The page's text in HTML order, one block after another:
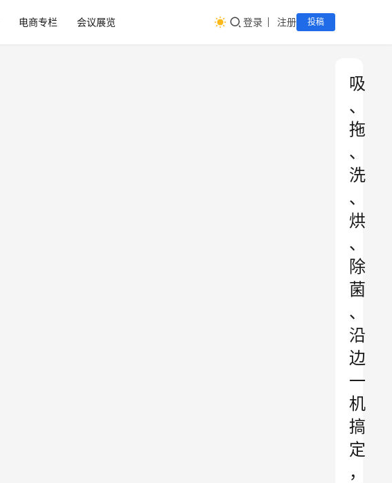
电商专栏 会议展览 登录 注册 投稿
吸
、
拖
、
洗
、
烘
、
除
菌
、
沿
边
一
机
搞
定
，